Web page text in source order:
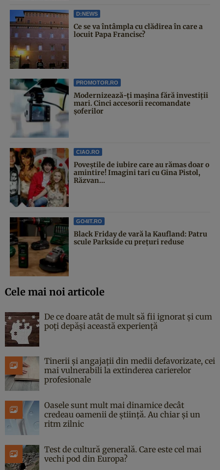
D:NEWS
Ce se va întâmpla cu clădirea în care a
locuit Papa Francisc?
PROMOTOR.RO
Modernizează-ți mașina fără investiții
mari. Cinci accesorii recomandate
șoferilor
CIAO.RO
Poveştile de iubire care au rămas doar o
amintire! Imagini tari cu Gina Pistol,
Răzvan...
GO4IT.RO
Black Friday de vară la Kaufland: Patru
scule Parkside cu prețuri reduse
Cele mai noi articole
De ce doare atât de mult să fii ignorat și cum
poți depăși această experiență
Tinerii și angajații din medii defavorizate, cei
mai vulnerabili la extinderea carierelor
profesionale
Oasele sunt mult mai dinamice decât
credeau oamenii de știință. Au chiar și un
ritm zilnic
Test de cultură generală. Care este cel mai
vechi pod din Europa?